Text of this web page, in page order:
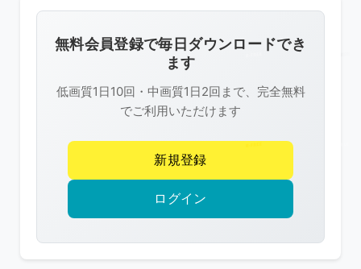
像
は
R-
FREE
作
権
護
無料会員登録で毎日ダウンロードでき
ます
低画質1日10回・中画質1日2回まで、完全無料
でご利用いただけます
新規登録
ログイン